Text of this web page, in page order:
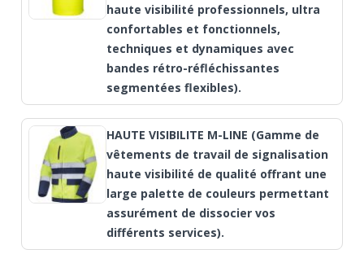
haute visibilité professionnels, ultra
confortables et fonctionnels,
techniques et dynamiques avec
bandes rétro-réfléchissantes
segmentées flexibles).
HAUTE VISIBILITE M-LINE (Gamme de
vêtements de travail de signalisation
haute visibilité de qualité offrant une
large palette de couleurs permettant
assurément de dissocier vos
différents services).